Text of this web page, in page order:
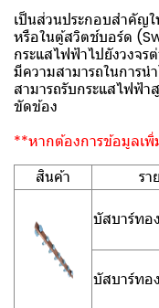
เป็นส่วนประกอบสำคั
หรือในตู้สวิตช์บอร์ด
กระแสไฟฟ้าไปยังวงจ
มีความสามารถในการ
สามารถรับกระแสไฟฟ้
ขัดข้อง
**หากต้องการข้อมูลเ
สินค้า
รา
บัสบาร์ทอ
บัสบาร์ทอ